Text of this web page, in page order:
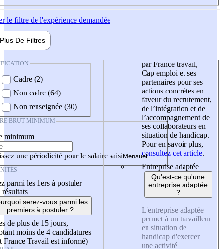
le filtre de l'expérience demandée
Plus De Filtres
Cadre (2)
Non cadre (64)
Non renseignée (30)
BRUT MINIMUM
minimum
une périodicité pour le salaire saisi
parmi les 1ers à postuler
résultats
serez-vous parmi les
premiers à postuler ?
de plus de 15 jours,
moins de 4 candidatures
France Travail est informé)
par France travail,
Cap emploi et ses
partenaires pour ses
actions concrètes en
faveur du recrutement,
de l’intégration et de
l’accompagnement de
ses collaborateurs en
situation de handicap.
Pour en savoir plus,
consultez cet article.
Entreprise adaptée
Qu'est-ce qu'une
entreprise adaptée
?
L'entreprise adaptée
permet à un travailleur
en situation de
handicap d'exercer
une activité